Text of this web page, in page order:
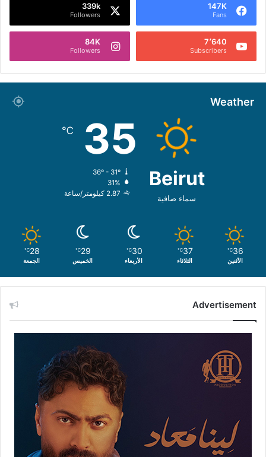
147K
Fans
339k
Followers
7٬640
Subscribers
84K
Followers
Weather
Beirut
سماء صافية
35
℃
36º - 31º
31%
2.87 كيلومتر/ساعة
36
℃
الأثنين
37
℃
الثلاثاء
30
℃
الأربعاء
29
℃
الخميس
28
℃
الجمعة
Advertisement